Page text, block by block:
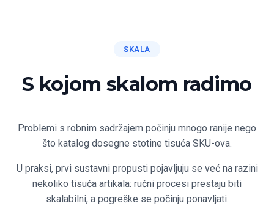
SKALA
S kojom skalom radimo
Problemi s robnim sadržajem počinju mnogo ranije nego
što katalog dosegne stotine tisuća SKU-ova.
U praksi, prvi sustavni propusti pojavljuju se već na razini
nekoliko tisuća artikala: ručni procesi prestaju biti
skalabilni, a pogreške se počinju ponavljati.